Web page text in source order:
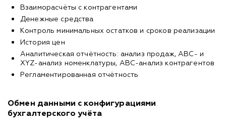
Взаиморасчёты с контрагентами
Денежные средства
Контроль минимальных остатков и сроков реализации
История цен
Аналитическая отчётность: анализ продаж, ABC- и
XYZ-анализ номенклатуры, ABC-анализ контрагентов
Регламентированная отчётность
Обмен данными с конфигурациями
бухгалтерского учёта